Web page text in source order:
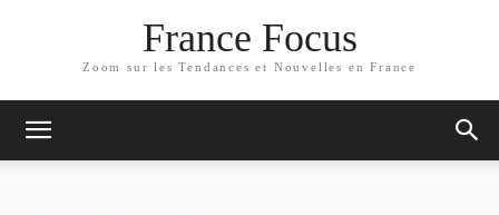
France Focus
Zoom sur les Tendances et Nouvelles en France